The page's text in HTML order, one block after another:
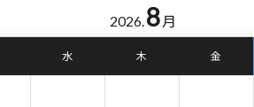
2026. 8 月
水 木 金